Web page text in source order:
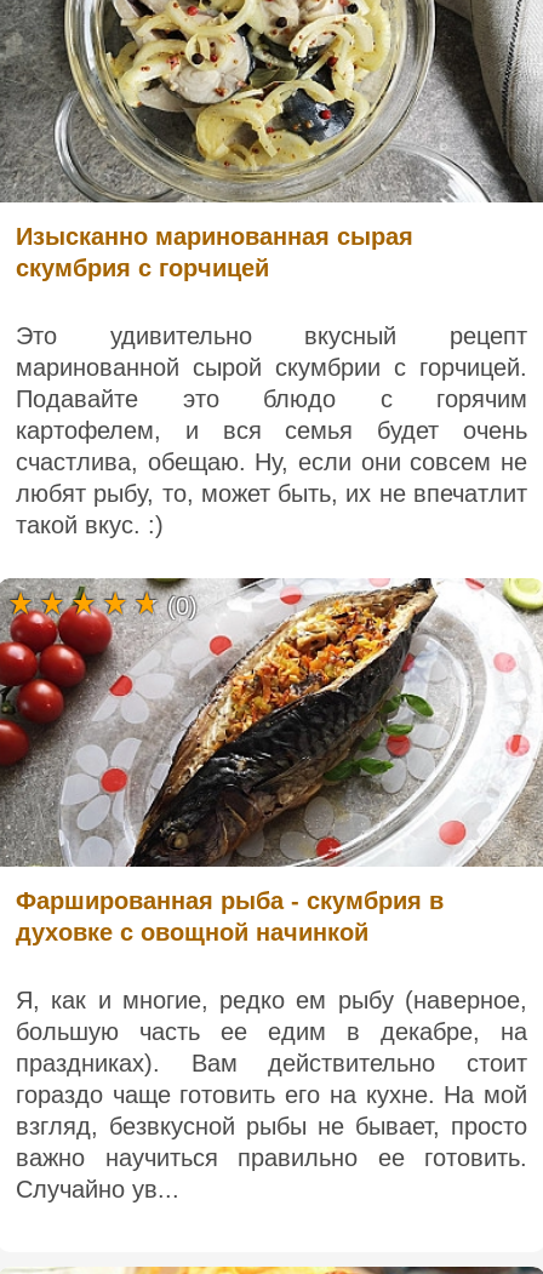
Изысканно маринованная сырая
скумбрия с горчицей
Это удивительно вкусный рецепт
маринованной сырой скумбрии с горчицей.
Подавайте это блюдо с горячим
картофелем, и вся семья будет очень
счастлива, обещаю. Ну, если они совсем не
любят рыбу, то, может быть, их не впечатлит
такой вкус. :)
Фаршированная рыба - скумбрия в
духовке с овощной начинкой
Я, как и многие, редко ем рыбу (наверное,
большую часть ее едим в декабре, на
праздниках). Вам действительно стоит
гораздо чаще готовить его на кухне. На мой
взгляд, безвкусной рыбы не бывает, просто
важно научиться правильно ее готовить.
Случайно ув...
(0)